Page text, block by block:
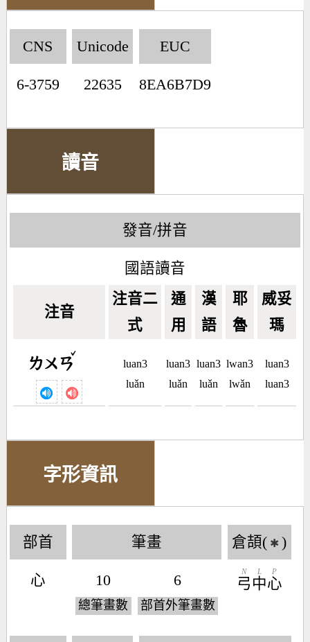
CNS
6-3759
Unicode
22635
EUC
8EA6B7D9
讀音
發音/拼音
國語讀音
注音
注音二
式
通
用
漢
語
耶
魯
威妥
瑪
ㄌㄨㄢ
ˇ
luan3
luǎn
luan3
luǎn
luan3
luǎn
lwan3
lwǎn
luan3
luan3
字形資訊
部首
心
筆畫
10
總筆畫數
6
部首外筆畫數
倉頡( ✱ )
弓
N
中
L
心
P